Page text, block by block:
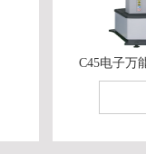
C45电子万